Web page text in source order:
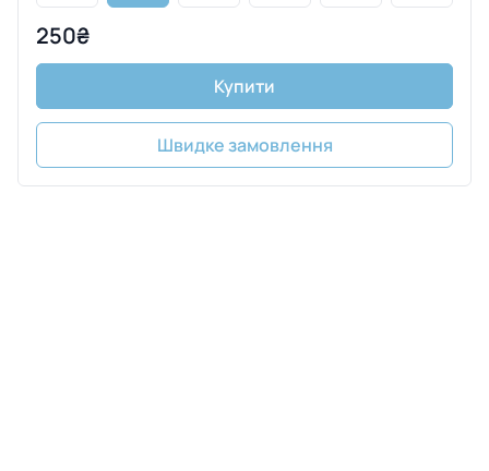
250₴
Купити
Швидке замовлення